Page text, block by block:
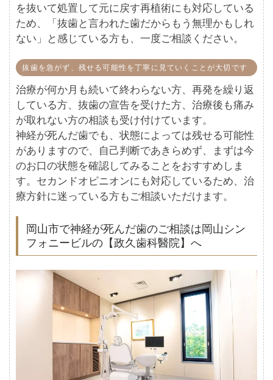
を抜いて処置して元に戻す再植術にも対応している
ため、「抜歯と言われた歯だからもう無理かもしれ
ない」と感じている方も、一度ご相談ください。
抜歯を急がず、残せる可能性を丁寧に見ていくことが大切です
治療が何か月も続いて終わらない方、再発を繰り返
している方、抜歯の宣告を受けた方、治療後も痛み
が取れない方の相談も受け付けています。
神経が死んだ歯でも、状態によっては残せる可能性
がありますので、自己判断であきらめず、まずは今
のお口の状態を確認してみることをおすすめしま
す。セカンドオピニオンにも対応しているため、治
療方針に迷っている方もご相談いただけます。
岡山市で神経が死んだ歯のご相談は岡山シン
フォニービルの【政久歯科醫院】へ